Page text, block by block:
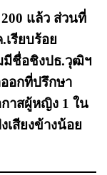
แล้ว ส่วนที่
รียบร้อย
มมีชื่อชิงปธ.วุฒิฯ
ออกที่ปรึกษา
าสผู้หญิง 1 ใน
เสียงข้างน้อย